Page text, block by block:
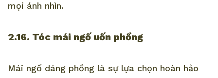
mọi ánh nhìn.
2.16. Tóc mái ngố uốn phồng
Mái ngố dáng phồng là sự lựa chọn hoàn hảo